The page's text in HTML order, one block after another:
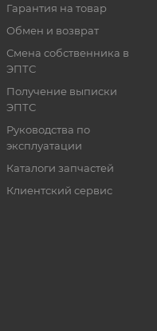
Гарантия на товар
Обмен и возврат
Смена собственника в
ЭПТС
Получение выписки
ЭПТС
Руководства по
эксплуатации
Каталоги запчастей
Клиентский сервис